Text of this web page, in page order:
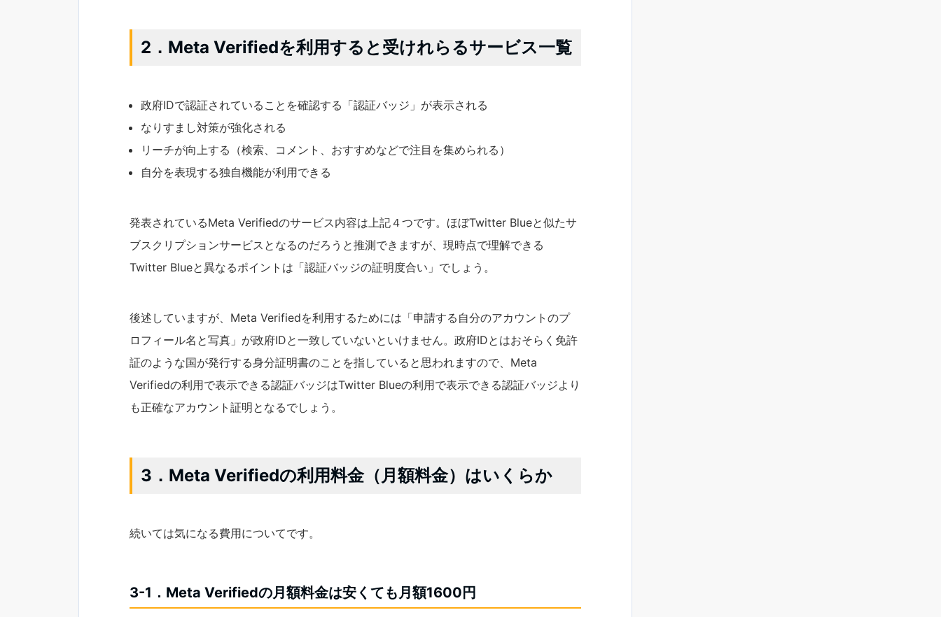
2．Meta Verifiedを利用すると受けれらるサービス一覧
政府IDで認証されていることを確認する「認証バッジ」が表示される
なりすまし対策が強化される
リーチが向上する（検索、コメント、おすすめなどで注目を集められる）
自分を表現する独自機能が利用できる
発表されているMeta Verifiedのサービス内容は上記４つです。ほぼTwitter Blueと似たサ
ブスクリプションサービスとなるのだろうと推測できますが、現時点で理解できる
Twitter Blueと異なるポイントは「認証バッジの証明度合い」でしょう。
後述していますが、Meta Verifiedを利用するためには「申請する自分のアカウントのプ
ロフィール名と写真」が政府IDと一致していないといけません。政府IDとはおそらく免許
証のような国が発行する身分証明書のことを指していると思われますので、Meta
Verifiedの利用で表示できる認証バッジはTwitter Blueの利用で表示できる認証バッジより
も正確なアカウント証明となるでしょう。
3．Meta Verifiedの利用料金（月額料金）はいくらか
続いては気になる費用についてです。
3-1．Meta Verifiedの月額料金は安くても月額1600円